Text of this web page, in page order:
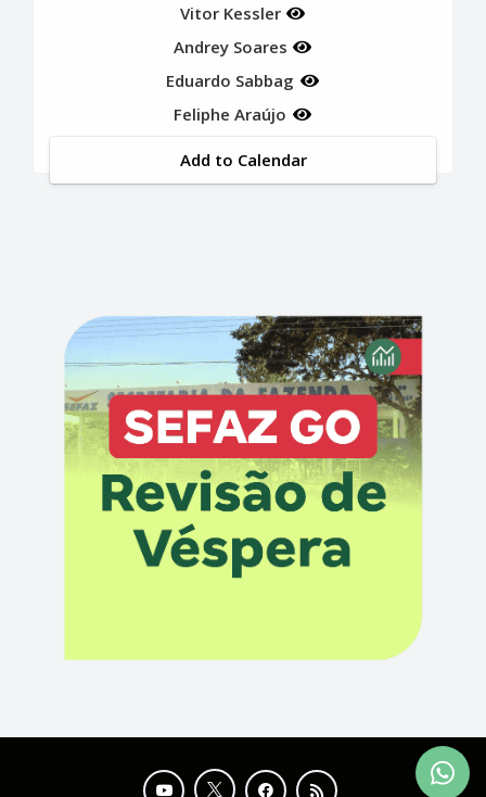
Vitor Kessler
Andrey Soares
Eduardo Sabbag
Feliphe Araújo
Add to Calendar